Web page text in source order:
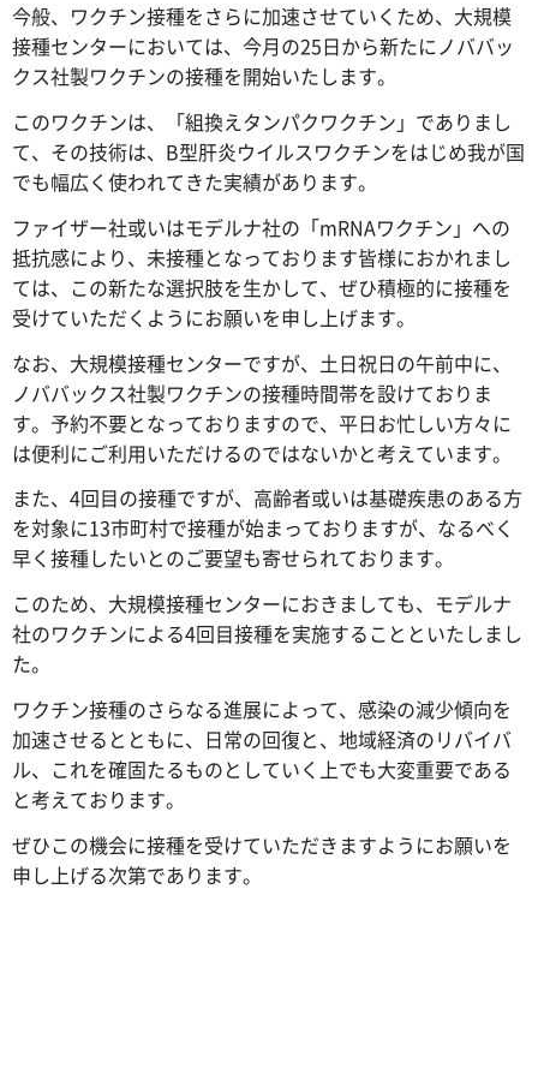
今般、ワクチン接種をさらに加速させていくため、大規模
接種センターにおいては、今月の25日から新たにノババッ
クス社製ワクチンの接種を開始いたします。
このワクチンは、「組換えタンパクワクチン」でありまし
て、その技術は、B型肝炎ウイルスワクチンをはじめ我が国
でも幅広く使われてきた実績があります。
ファイザー社或いはモデルナ社の「mRNAワクチン」への
抵抗感により、未接種となっております皆様におかれまし
ては、この新たな選択肢を生かして、ぜひ積極的に接種を
受けていただくようにお願いを申し上げます。
なお、大規模接種センターですが、土日祝日の午前中に、
ノババックス社製ワクチンの接種時間帯を設けておりま
す。予約不要となっておりますので、平日お忙しい方々に
は便利にご利用いただけるのではないかと考えています。
また、4回目の接種ですが、高齢者或いは基礎疾患のある方
を対象に13市町村で接種が始まっておりますが、なるべく
早く接種したいとのご要望も寄せられております。
このため、大規模接種センターにおきましても、モデルナ
社のワクチンによる4回目接種を実施することといたしまし
た。
ワクチン接種のさらなる進展によって、感染の減少傾向を
加速させるとともに、日常の回復と、地域経済のリバイバ
ル、これを確固たるものとしていく上でも大変重要である
と考えております。
ぜひこの機会に接種を受けていただきますようにお願いを
申し上げる次第であります。